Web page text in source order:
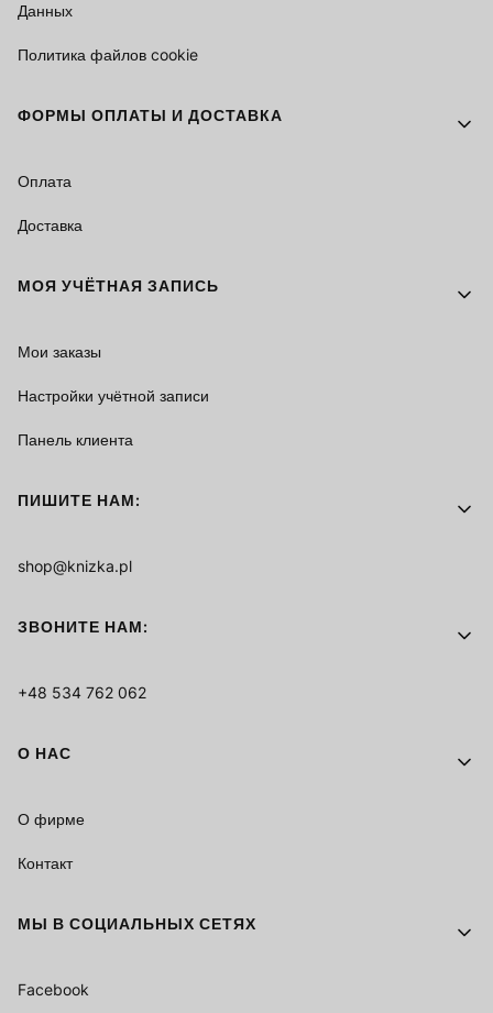
Данных
Политика файлов cookie
ФОРМЫ ОПЛАТЫ И ДОСТАВКА
Оплата
Доставка
МОЯ УЧЁТНАЯ ЗАПИСЬ
Мои заказы
Настройки учётной записи
Панель клиента
ПИШИТЕ НАМ:
shop@knizka.pl
ЗВОНИТЕ НАМ:
+48 534 762 062
О НАС
О фирме
Контакт
МЫ В СОЦИАЛЬНЫХ СЕТЯХ
Facebook